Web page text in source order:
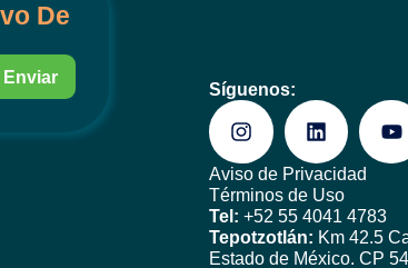
De
Enviar
Síguenos:
Aviso de Privacidad
Términos de Uso
Tel: +52 55 4041 4783
Tepotzotlán: Km 42.5
Estado de México. CP